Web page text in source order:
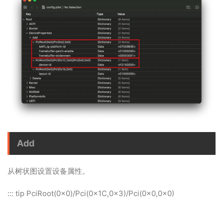
Add
从树状图设置设备属性。
::: tip PciRoot(0x0)/Pci(0x1C,0x3)/Pci(0x0,0x0)